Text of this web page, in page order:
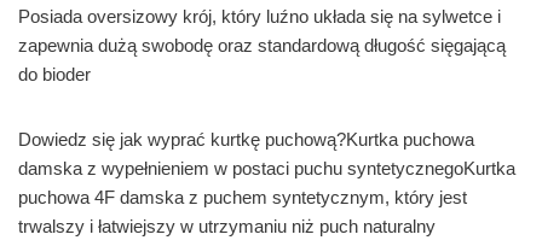
Posiada oversizowy krój, który luźno układa się na sylwetce i
zapewnia dużą swobodę oraz standardową długość sięgającą
do bioder
Dowiedz się jak wyprać kurtkę puchową?Kurtka puchowa
damska z wypełnieniem w postaci puchu syntetycznegoKurtka
puchowa 4F damska z puchem syntetycznym, który jest
trwalszy i łatwiejszy w utrzymaniu niż puch naturalny